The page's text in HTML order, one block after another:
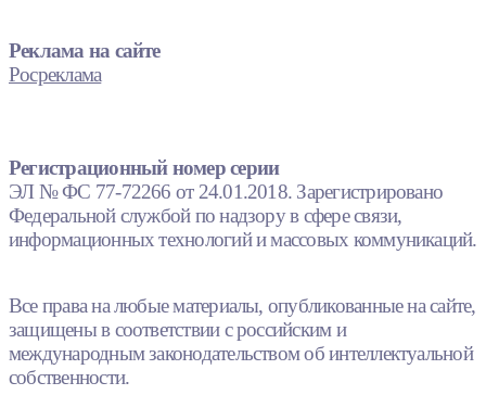
Реклама на сайте
Росреклама
Регистрационный номер серии
ЭЛ № ФС 77-72266 от 24.01.2018. Зарегистрировано
Федеральной службой по надзору в сфере связи,
информационных технологий и массовых коммуникаций.
Все права на любые материалы, опубликованные на сайте,
защищены в соответствии с российским и
международным законодательством об интеллектуальной
собственности.